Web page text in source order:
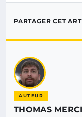
PARTAGER CET
AUTEUR
THOMAS